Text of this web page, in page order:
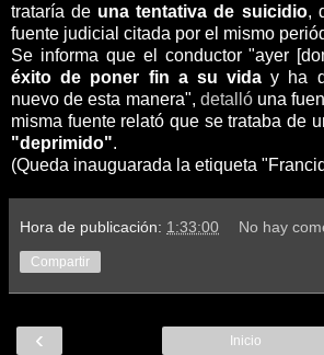
trataría de una tentativa de suicidio,
fuente judicial citada por el mismo
Se informa que el conductor "ayer
éxito de poner fin a su vida y ha
nuevo de esta manera", detallóuna
misma fuente relató que se trataba de
"deprimido".
(Queda inauguarada la etiqueta
Hora de publicación: 1:33:00 No hay
Compartir
‹ Inicio